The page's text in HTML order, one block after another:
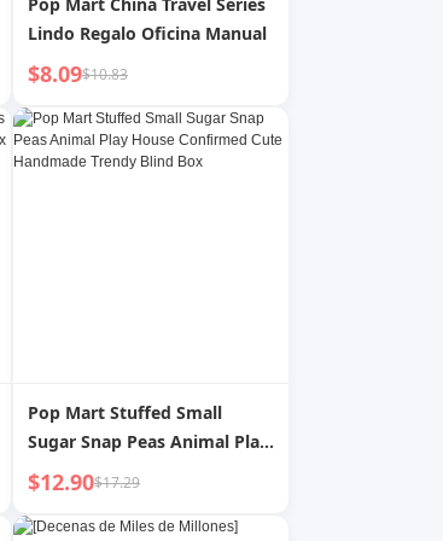
Lindo Regalo Oficina Manual
$8.09$10.83
Pop Mart Stuffed Small
Sugar Snap Peas Animal Play
House Confirmed Cute
Handmade Trendy Blind Box
$12.90$17.29